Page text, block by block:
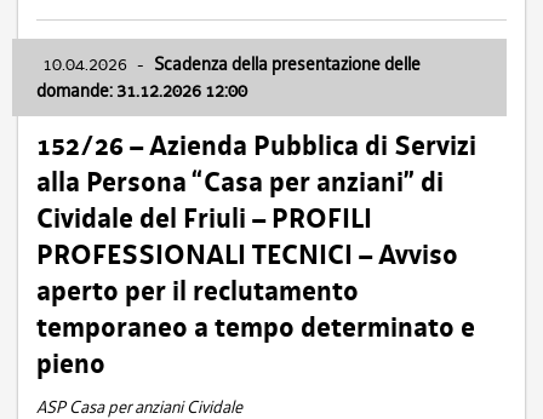
10.04.2026 - Scadenza della presentazione delle
domande: 31.12.2026 12:00
152/26 – Azienda Pubblica di Servizi
alla Persona “Casa per anziani” di
Cividale del Friuli – PROFILI
PROFESSIONALI TECNICI – Avviso
aperto per il reclutamento
temporaneo a tempo determinato e
pieno
ASP Casa per anziani Cividale